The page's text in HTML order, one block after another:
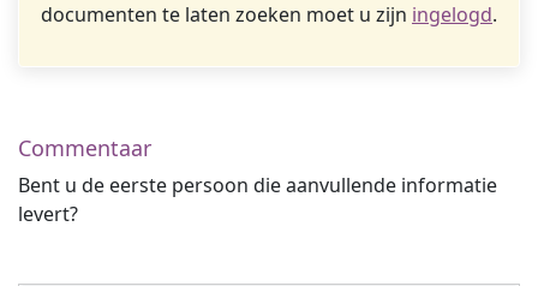
documenten te laten zoeken moet u zijn ingelogd.
Commentaar
Bent u de eerste persoon die aanvullende informatie
levert?